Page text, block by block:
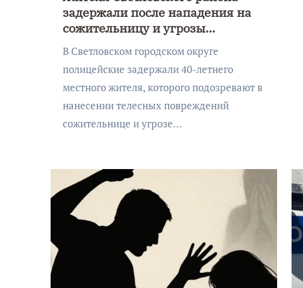
задержали после нападения на
сожительницу и угрозы
убийством
В Светловском городском округе
полицейские задержали 40-летнего
местного жителя, которого подозревают в
нанесении телесных повреждений
сожительнице и угрозе…